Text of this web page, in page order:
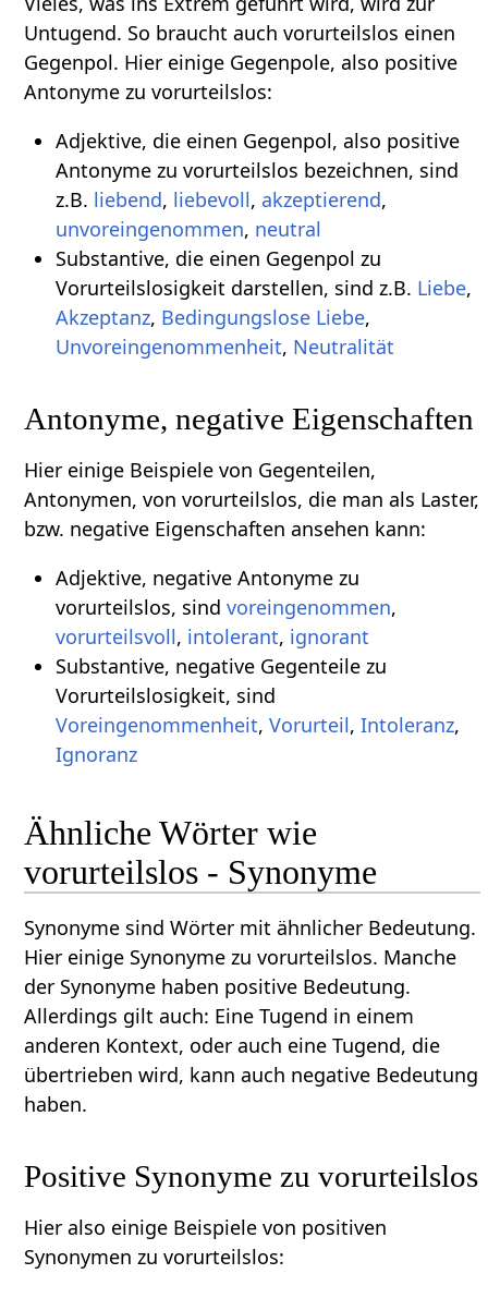
Untugend. So braucht auch vorurteilslos einen
Gegenpol. Hier einige Gegenpole, also positive
Antonyme zu vorurteilslos:
Adjektive, die einen Gegenpol, also positive
Antonyme zu vorurteilslos bezeichnen, sind
z.B. liebend, liebevoll, akzeptierend,
unvoreingenommen, neutral
Substantive, die einen Gegenpol zu
Vorurteilslosigkeit darstellen, sind z.B. Liebe,
Akzeptanz, Bedingungslose Liebe,
Unvoreingenommenheit, Neutralität
Antonyme, negative Eigenschaften
Hier einige Beispiele von Gegenteilen,
Antonymen, von vorurteilslos, die man als Laster,
bzw. negative Eigenschaften ansehen kann:
Adjektive, negative Antonyme zu
vorurteilslos, sind voreingenommen,
vorurteilsvoll, intolerant, ignorant
Substantive, negative Gegenteile zu
Vorurteilslosigkeit, sind
Voreingenommenheit, Vorurteil, Intoleranz,
Ignoranz
Ähnliche Wörter wie
vorurteilslos - Synonyme
Synonyme sind Wörter mit ähnlicher Bedeutung.
Hier einige Synonyme zu vorurteilslos. Manche
der Synonyme haben positive Bedeutung.
Allerdings gilt auch: Eine Tugend in einem
anderen Kontext, oder auch eine Tugend, die
übertrieben wird, kann auch negative Bedeutung
haben.
Positive Synonyme zu vorurteilslos
Hier also einige Beispiele von positiven
Synonymen zu vorurteilslos: